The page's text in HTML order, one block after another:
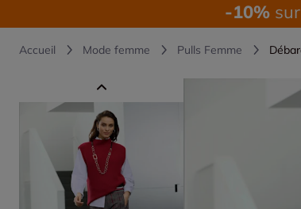
-10%
Accueil Mode femme Pulls Femme